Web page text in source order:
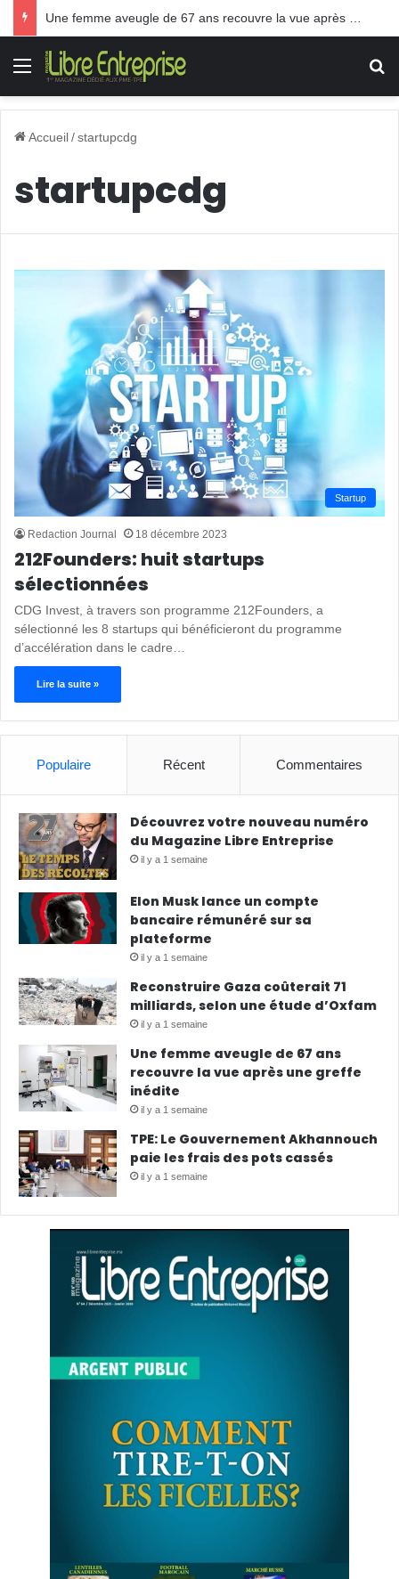
Menu
Accueil/startupcdg
startupcdg
Startup
Redaction Journal 18 décembre 2023
212Founders: huit startups
sélectionnées
CDG Invest, à travers son programme 212Founders, a
sélectionné les 8 startups qui bénéficieront du programme
d’accélération dans le cadre…
Lire la suite »
Populaire Récent Commentaires
Découvrez votre nouveau numéro
du Magazine Libre Entreprise
il y a 1 semaine
Elon Musk lance un compte
bancaire rémunéré sur sa
plateforme
il y a 1 semaine
Reconstruire Gaza coûterait 71
milliards, selon une étude d’Oxfam
il y a 1 semaine
Une femme aveugle de 67 ans
recouvre la vue après une greffe
inédite
il y a 1 semaine
TPE: Le Gouvernement Akhannouch
paie les frais des pots cassés
il y a 1 semaine